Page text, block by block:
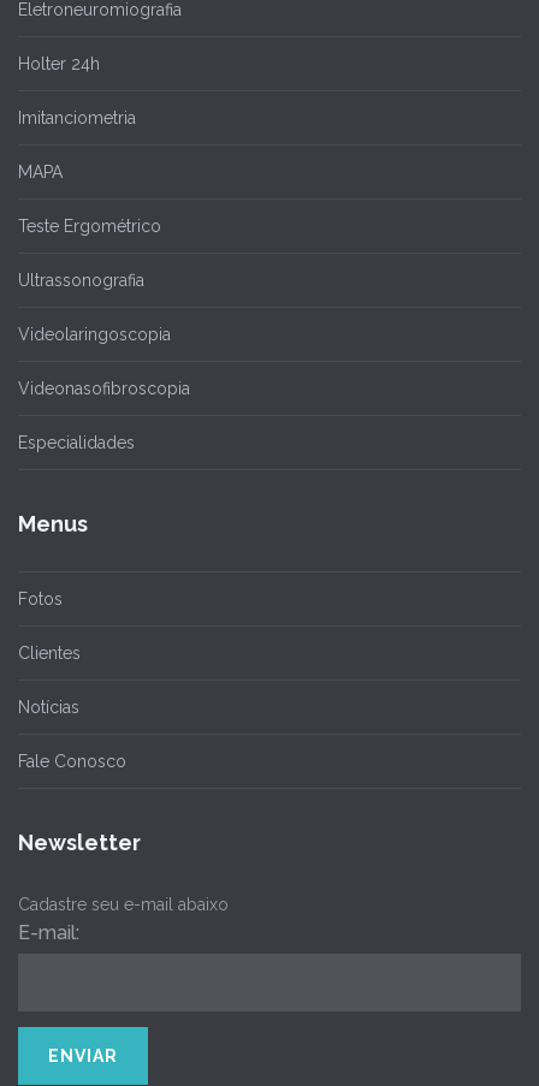
Eletroneuromiografia
Holter 24h
Imitanciometria
MAPA
Teste Ergométrico
Ultrassonografia
Videolaringoscopia
Videonasofibroscopia
Especialidades
Menus
Fotos
Clientes
Notícias
Fale Conosco
Newsletter
Cadastre seu e-mail abaixo
E-mail: